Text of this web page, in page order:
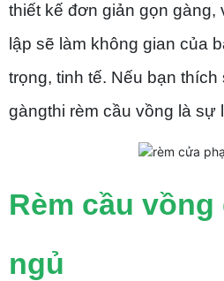
thiết kế đơn giản gọn gàng,
lập sẽ làm không gian của
trọng, tinh tế. Nếu bạn
gàngthi rèm cầu vồng là sự
Rèm cầu
ngủ